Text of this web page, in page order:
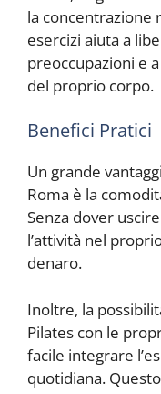
la concentrazione
esercizi aiuta a
preoccupazioni e
del proprio corpo.
Benefici Pratici
Un grande
Roma è la
Senza dover
l’attività nel
denaro.
Inoltre, la
Pilates con le
facile integrare
quotidiana.